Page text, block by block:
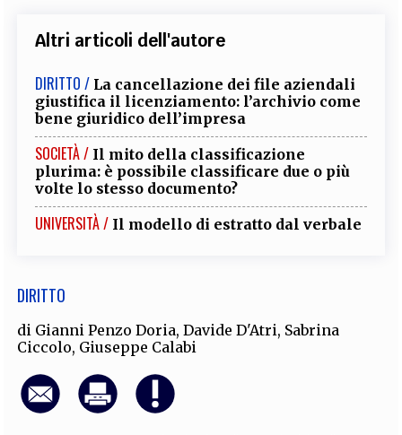
Altri articoli dell'autore
DIRITTO / La cancellazione dei file aziendali
giustifica il licenziamento: l’archivio come
bene giuridico dell’impresa
SOCIETÀ / Il mito della classificazione
plurima: è possibile classificare due o più
volte lo stesso documento?
UNIVERSITÀ / Il modello di estratto dal verbale
DIRITTO
di Gianni Penzo Doria,Davide D'Atri, Sabrina
Ciccolo, Giuseppe Calabi